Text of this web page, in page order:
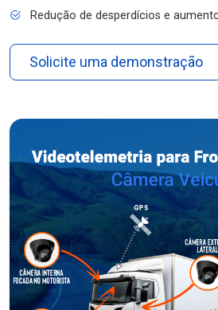
Redução de desperdícios e
Solicite uma demonstração